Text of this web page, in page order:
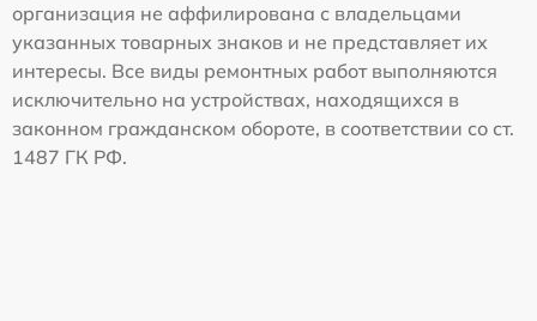
организация не аффилирована с владельцами
указанных товарных знаков и не представляет их
интересы. Все виды ремонтных работ выполняются
исключительно на устройствах, находящихся в
законном гражданском обороте, в соответствии со ст.
1487 ГК РФ.